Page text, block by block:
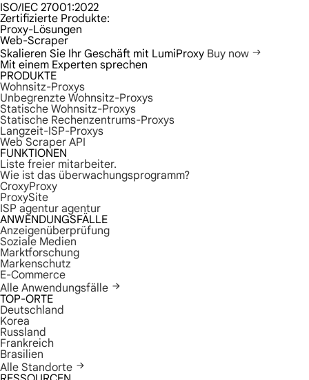
ISO/IEC 27001:2022
Zertifizierte Produkte:
Proxy-Lösungen
Web-Scraper
Skalieren Sie Ihr Geschäft mit LumiProxy Buy now
Mit einem Experten sprechen
PRODUKTE
Wohnsitz-Proxys
Unbegrenzte Wohnsitz-Proxys
Statische Wohnsitz-Proxys
Statische Rechenzentrums-Proxys
Langzeit-ISP-Proxys
Web Scraper API
FUNKTIONEN
Liste freier mitarbeiter.
Wie ist das überwachungsprogramm?
CroxyProxy
ProxySite
ISP agentur agentur
ANWENDUNGSFÄLLE
Anzeigenüberprüfung
Soziale Medien
Marktforschung
Markenschutz
E-Commerce
Alle Anwendungsfälle
TOP-ORTE
Deutschland
Korea
Russland
Frankreich
Brasilien
Alle Standorte